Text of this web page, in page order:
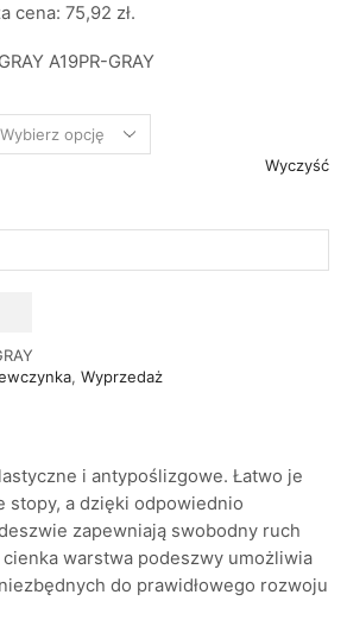
cena: 75,92 zł.
A19PR-GRAY
Wyczyść
, Wyprzedaż
i antypoślizgowe. Łatwo je
stopy, a dzięki odpowiednio
zapewniają swobodny ruch
cienka warstwa podeszwy umożliwia
do prawidłowego rozwoju